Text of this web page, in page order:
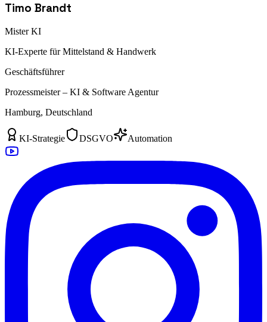
Timo Brandt
Mister KI
KI-Experte für Mittelstand & Handwerk
Geschäftsführer
Prozessmeister – KI & Software Agentur
Hamburg, Deutschland
KI-Strategie DSGVO Automation